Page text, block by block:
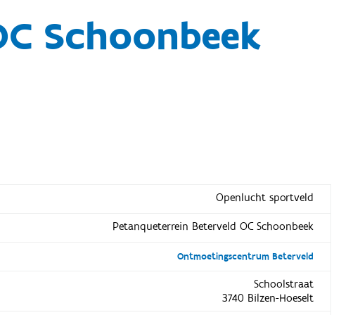
Schoonbeek
Openlucht sportveld
Petanqueterrein Beterveld OC Schoonbeek
Ontmoetingscentrum Beterveld
Schoolstraat
3740 Bilzen-Hoeselt